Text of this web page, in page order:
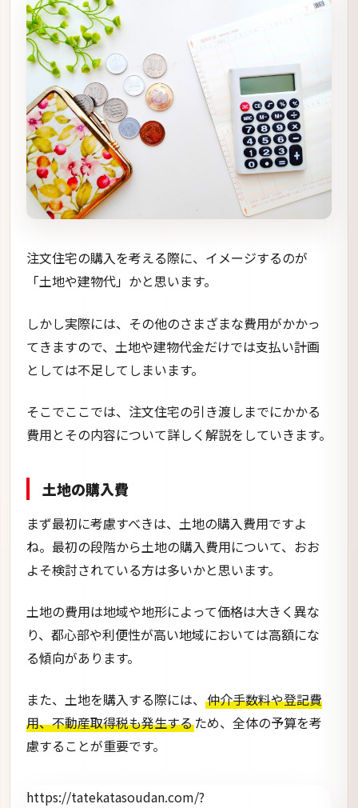
注文住宅の購入を考える際に、イメージするのが
「土地や建物代」かと思います。
しかし実際には、その他のさまざまな費用がかかっ
てきますので、土地や建物代金だけでは支払い計画
としては不足してしまいます。
そこでここでは、注文住宅の引き渡しまでにかかる
費用とその内容について詳しく解説をしていきます。
土地の購入費
まず最初に考慮すべきは、土地の購入費用ですよ
ね。最初の段階から土地の購入費用について、おお
よそ検討されている方は多いかと思います。
土地の費用は地域や地形によって価格は大きく異な
り、都心部や利便性が高い地域においては高額にな
る傾向があります。
また、土地を購入する際には、 仲介手数料や登記費
用、不動産取得税も発生するため、全体の予算を考
慮することが重要です。
https://tatekatasoudan.com/?